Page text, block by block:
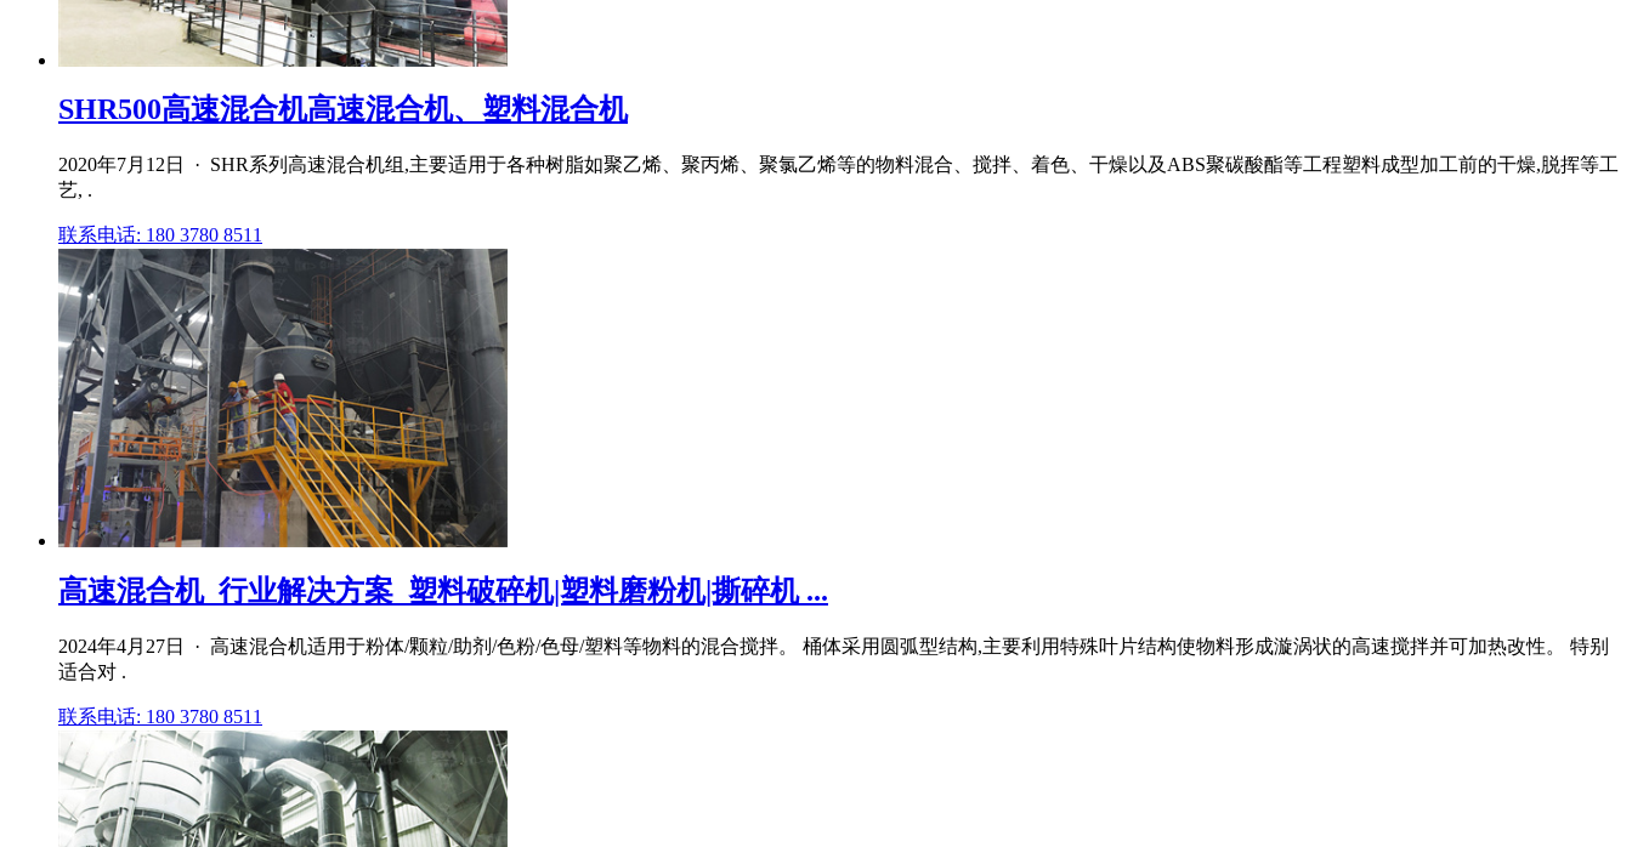
SHR500高速混合机高速混合机、塑料混合机
2020年7月12日 · SHR系列高速混合机组,主要适用于各种树脂如聚乙烯、聚丙烯、聚氯乙烯等的物料混合、搅拌、着色、干燥以及ABS聚碳酸酯等工程塑料成型加工前的干燥,脱挥等工
艺, .
联系电话: 180 3780 8511
高速混合机_行业解决方案_塑料破碎机|塑料磨粉机|撕碎机 ...
2024年4月27日 · 高速混合机适用于粉体/颗粒/助剂/色粉/色母/塑料等物料的混合搅拌。 桶体采用圆弧型结构,主要利用特殊叶片结构使物料形成漩涡状的高速搅拌并可加热改性。 特别
适合对 .
联系电话: 180 3780 8511